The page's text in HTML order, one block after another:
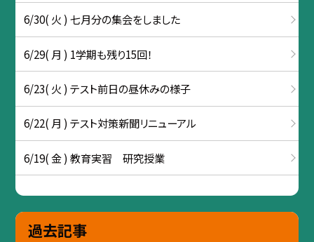
6/30( 火 ) 七月分の集会をしました
6/29( 月 ) 1学期も残り15回！
6/23( 火 ) テスト前日の昼休みの様子
6/22( 月 ) テスト対策新聞リニューアル
6/19( 金 ) 教育実習 研究授業
過去記事